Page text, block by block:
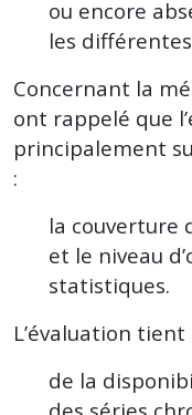
ou encore
les
Concernant la
ont rappelé que
principalement
:
la couverture
et le niveau
statistiques.
L’évaluation
de la